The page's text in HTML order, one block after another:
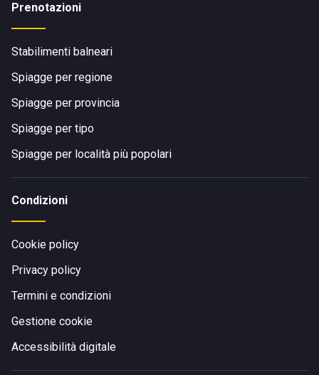
Prenotazioni
Stabilimenti balneari
Spiagge per regione
Spiagge per provincia
Spiagge per tipo
Spiagge per località più popolari
Condizioni
Cookie policy
Privacy policy
Termini e condizioni
Gestione cookie
Accessibilità digitale